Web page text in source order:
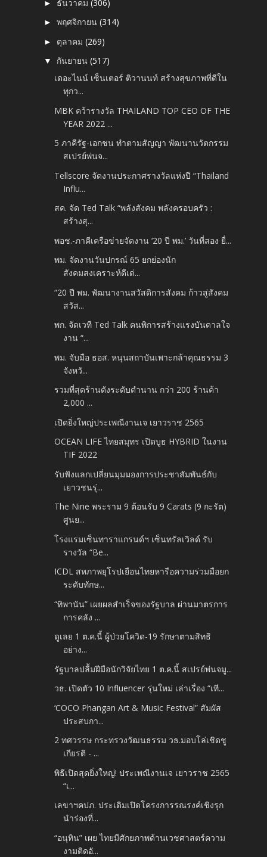
► ธันวาคม(306)
►พฤศจิกายน(314)
► ตุลาคม(269)
▼ กันยายน(517)
เดอะไนน์ เซ็นเตอร์ ติวานนท์ สร้างสุขภาพที่ดีใน
ทุกว...
MBK คว้ารางวัล THAILAND TOP CEO OF THE
YEAR 2022 ...
5 ภาคีรัฐ-เอกชน ทำตามสัญญา พัฒนานวัตกรรม
สเปรย์พ่นจ...
Tellscore จัดงานประกาศรางวัลแห่งปี “Thailand
Influ...
สค. จัด Ted Talk “พลังสังคม พลังครอบครัว :
สร้างสุ...
พอช.-ภาคีเครือข่ายจัดงาน ‘20 ปี พม.’ วันที่สอง ยื่...
พม. จัดงานวันปกรณ์ 65 ยกย่องนัก
สังคมสงเคราะห์ดีเด่...
“20 ปี พม. พัฒนางานสวัสดิการสังคม ก้าวสู่สังคม
สวัส...
พก. จัดเวที Ted Talk คนพิการสร้างแรงบันดาลใจ
งาน “...
พม. จับมือ ธอส. หนุนสถาบันเพาะกล้าคุณธรรม 3
จังหวั...
รวมที่สุดร้านดังระดับตำนาน กว่า 200 ร้านค้า
2,000 ...
เปิดยิ่งใหญ่ประเพณีงานเจ เยาวราช 2565
OCEAN LIFE ไทยสมุทร เปิดบูธ HYBRID ในงาน
TIF 2022
รับฟังแลกเปลี่ยนมุมมองการประชาสัมพันธ์กับ
เยาวชนรุ่...
The Nine พระราม 9 ต้อนรับ 9 Carats (9 กะรัต)
ศูนย...
โรงแรมเซ็นทาราแกรนด์ฯ เซ็นทรัลเวิลด์ รับ
รางวัล “Be...
ICDL สหภาพยุโรปเยือนไทยหารือความร่วมมือยก
ระดับทักษ...
“ทิพานัน” เผยผลสำเร็จของรัฐบาล ผ่านมาตรการ
การคลัง ...
ดูเลย 1 ต.ค.นี้ ผู้ป่วยโควิด-19 รักษาตามสิทธิ
อย่าง...
รัฐบาลปลื้มฝีมือนักวิจัยไทย 1 ต.ค.นี้ สเปรย์พ่นจมู...
วธ. เปิดตัว 10 Influencer รุ่นใหม่ เล่าเรื่อง “เที...
‘COCO Phangan Art & Music Festival” สัมผัส
ประสบกา...
2 ทศวรรษ กระทรวงวัฒนธรรม วธ.มอบโล่เชิดชู
เกียรติ - ...
พิธีเปิดสุดยิ่งใหญ่! ประเพณีงานเจ เยาวราช 2565
“เ...
เลขาฯคปภ. ประเดิมเปิดโครงการรณรงค์เชิงรุก
นำร่องที่...
“อนุทิน” เผย ไทยมีศักยภาพด้านเวชศาสตร์ความ
งามติดอั...